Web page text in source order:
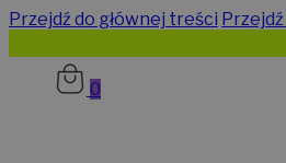
Przejdź do głównej treści
Wysyłka od 24h
Nowe kolory czapek bawełnianych
Wysyłka od 24h
0